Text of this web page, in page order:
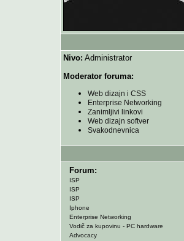
Nivo: Administrator
Moderator foruma:
Web dizajn i CSS
Enterprise Networking
Zanimljivi linkovi
Web dizajn softver
Svakodnevnica
Forum:
ISP
ISP
ISP
Iphone
Enterprise Networking
Vodič za kupovinu - PC hardware
Advocacy